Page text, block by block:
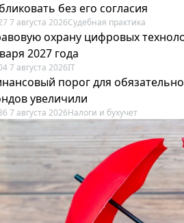
без его согласия
7 августа 2026Судебная практика
охрану цифровых
2027 года
7 августа 2026IT
порог для
увеличили
7 августа 2026Налоги и бухучет